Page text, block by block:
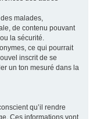
malades,
de contenu pouvant
la sécurité.
ce qui pourrait
inscrit de se
un ton mesuré dans la
qu’il rendre
Ces informations vont